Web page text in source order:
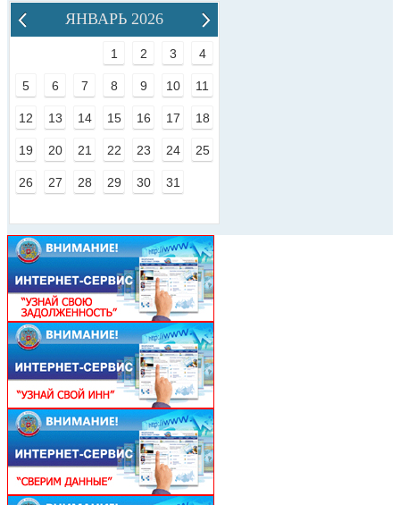
ЯНВАРЬ 2026
1 2 3 4
5 6 7 8 9 10 11
12 13 14 15 16 17 18
19 20 21 22 23 24 25
26 27 28 29 30 31